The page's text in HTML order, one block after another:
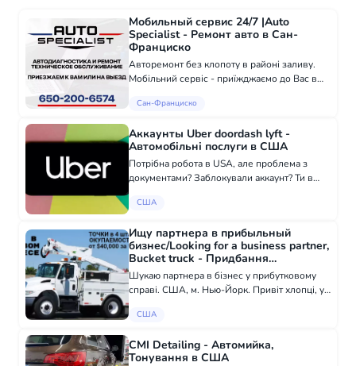
Мобильный сервис 24/7 |Auto
Specialist - Ремонт авто в Сан-
Франциско
Авторемонт без клопоту в районі заливу.
Мобільний сервіс - приїжджаємо до Вас в
вам потрібно водити авто, щоб
пропонує мобі...
Сан-Франциско
Аккаунты Uber doordash lyft -
Автомобільні послуги в США
Потрібна робота в USA, але проблема з
документами? Заблокували аккаунт? Ти в
Роблю акаунти UBER TAXI, UBER EATS
водія. А...
США
Ищу партнера в прибыльный
бизнес/Looking for a business partner,
Bucket truck - Придбання
автомобіля, Автоелектрика в США
Шукаю партнера в бізнес у прибутковому
справі. США, м. Нью-Йорк. Привіт хлопці, у
проекти в різних штатах, але не вистачає
США
CMI Detailing - Автомийка,
Тонування в США